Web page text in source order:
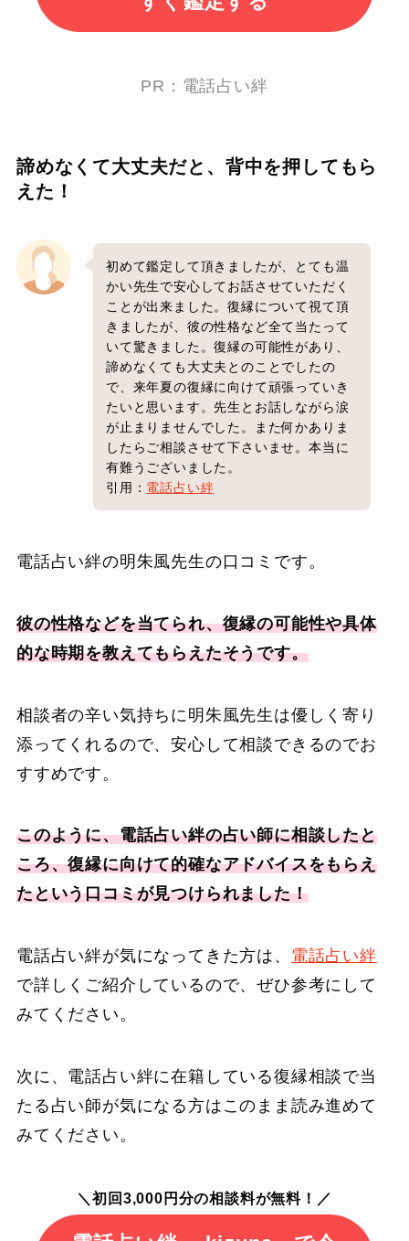
PR：電話占い絆
諦めなくて大丈夫だと、背中を押してもら
えた！
初めて鑑定して頂きましたが、とても温
かい先生で安心してお話させていただく
ことが出来ました。復縁について視て頂
きましたが、彼の性格など全て当たって
いて驚きました。復縁の可能性があり、
諦めなくても大丈夫とのことでしたの
で、来年夏の復縁に向けて頑張っていき
たいと思います。先生とお話しながら涙
が止まりませんでした。また何かありま
したらご相談させて下さいませ。本当に
有難うございました。
引用： 電話占い絆
電話占い絆の明朱風先生の口コミです。
彼の性格などを当てられ、復縁の可能性や具体
的な時期を教えてもらえたそうです。
相談者の辛い気持ちに明朱風先生は優しく寄り
添ってくれるので、安心して相談できるのでお
すすめです。
このように、電話占い絆の占い師に相談したと
ころ、復縁に向けて的確なアドバイスをもらえ
たという口コミが見つけられました！
電話占い絆が気になってきた方は、 電話占い絆
で詳しくご紹介しているので、ぜひ参考にして
みてください。
次に、電話占い絆に在籍している復縁相談で当
たる占い師が気になる方はこのまま読み進めて
みてください。
＼初回3,000円分の相談料が無料！／